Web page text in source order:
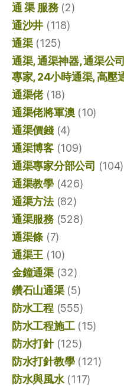
通 渠 服務(2)
通沙井 (118)
通渠(125)
通渠, 通渠神器, 通渠公
專家, 24小時通渠, 高壓
通渠佬(18)
通渠佬將軍澳(10)
通渠價錢(4)
通渠博客(109)
通渠專家分部公司 (104)
通渠教學(426)
通渠方法(82)
通渠服務(528)
通渠條 (7)
通渠王 (10)
金鐘通渠(32)
鑽石山通渠(5)
防水工程(555)
防水工程施工(15)
防水打針(125)
防水打針教學(121)
防水與風水(117)